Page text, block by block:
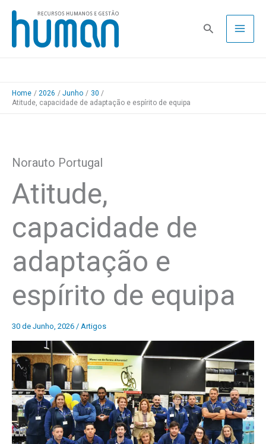
Skip
content
Pesquisa
Home 2026 Junho
30
Atitude, capacidade de adaptação e espírito de equipa
Norauto Portugal
Atitude,
capacidade de
adaptação e
espírito de equipa
30 de Junho, 2026 / Artigos